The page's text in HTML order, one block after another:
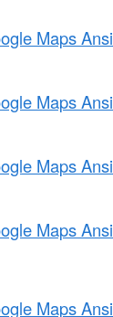
Maps
Maps
Maps
Maps
Maps